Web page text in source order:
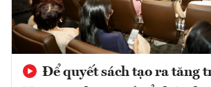
Để quyết sách tạo ra tăng